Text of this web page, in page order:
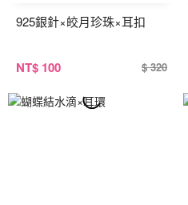
925銀針×皎月珍珠×耳扣
NT$ 100 $ 320